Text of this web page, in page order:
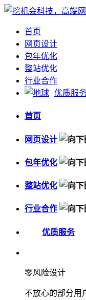
首页
网页设计
包年优化
整站优化
行业合作
优质服
首页
网页设计
包年优化
整站优化
行业合作
优质服务
零风险设计
不放心的部分用